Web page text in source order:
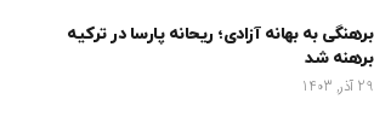
برهنگی به بهانه آزادی؛ ریحانه پارسا در ترکیه
برهنه شد
29 آذر, 1403